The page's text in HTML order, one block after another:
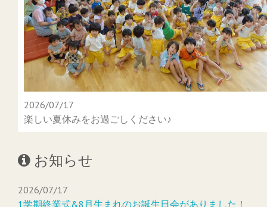
2026/07/17
楽しい夏休みをお過ごしください♪
お知らせ
2026/07/17
1学期終業式&8月生まれのお誕生日会がありました！